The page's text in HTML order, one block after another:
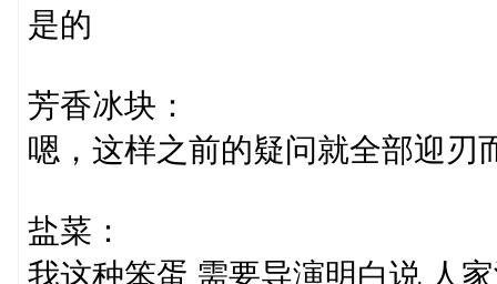
是的
芳香冰块：
嗯，这样之前的疑问就全部迎刃
盐菜：
我这种笨蛋 需要导演明白说 人